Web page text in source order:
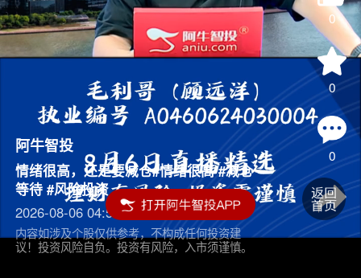
0
0
0
阿牛智投
情绪很高，还是要减仓#情绪很高 #减仓
等待 #风险投资
2026-08-06 04:55
内容如涉及个股仅供参考，不构成任何投资建
议！投资风险自负。投资有风险，入市须谨慎。